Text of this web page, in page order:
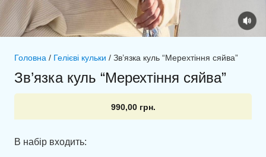
Головна / Гелієві кульки / Зв’язка куль “Мерехтіння сяйва”
Зв’язка куль “Мерехтіння сяйва”
990,00 грн.
В набір входить: